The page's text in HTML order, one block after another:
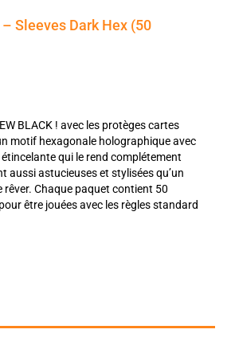
– Sleeves Dark Hex (50
BLACK ! avec les protèges cartes
motif hexagonale holographique avec
qui le rend complétement
aussi astucieuses et stylisées qu’un
rêver. Chaque paquet contient 50
être jouées avec les règles standard